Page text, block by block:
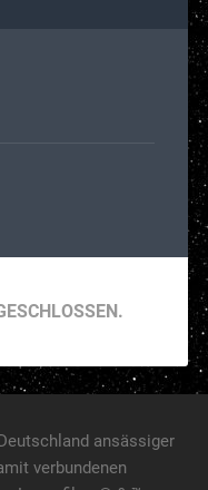
ansässiger
verbundenen